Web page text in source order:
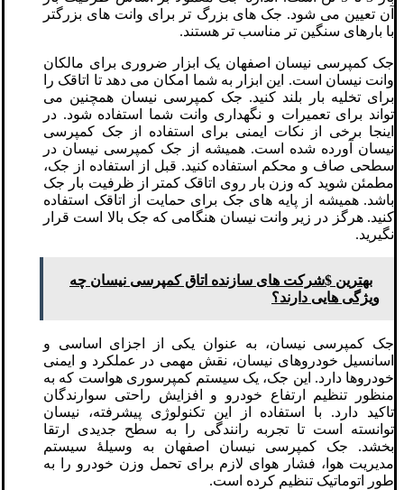
آن تعیین می شود. جک های بزرگ تر برای وانت های بزرگتر
با بارهای سنگین تر مناسب تر هستند.
جک کمپرسی نیسان اصفهان یک ابزار ضروری برای مالکان
وانت نیسان است. این ابزار به شما امکان می دهد تا اتاقک را
برای تخلیه بار بلند کنید. جک کمپرسی نیسان همچنین می
تواند برای تعمیرات و نگهداری وانت شما استفاده شود. در
اینجا برخی از نکات ایمنی برای استفاده از جک کمپرسی
نیسان آورده شده است. همیشه از جک کمپرسی نیسان در
سطحی صاف و محکم استفاده کنید. قبل از استفاده از جک،
مطمئن شوید که وزن بار روی اتاقک کمتر از ظرفیت بار جک
باشد. همیشه از پایه های جک برای حمایت از اتاقک استفاده
کنید. هرگز در زیر وانت نیسان هنگامی که جک بالا است قرار
نگیرید.
بهترین $شرکت های سازنده اتاق کمپرسی نیسان چه
ویژگی هایی دارند؟
جک کمپرسی نیسان، به عنوان یکی از اجزای اساسی و
اسانسیل خودروهای نیسان، نقش مهمی در عملکرد و ایمنی
خودروها دارد. این جک، یک سیستم کمپرسوری هواست که به
منظور تنظیم ارتفاع خودرو و افزایش راحتی سوارندگان
تاکید دارد. با استفاده از این تکنولوژی پیشرفته، نیسان
توانسته است تا تجربه رانندگی را به سطح جدیدی ارتقا
بخشد. جک کمپرسی نیسان اصفهان به وسیلهٔ سیستم
مدیریت هوا، فشار هوای لازم برای تحمل وزن خودرو را به
طور اتوماتیک تنظیم کرده است.